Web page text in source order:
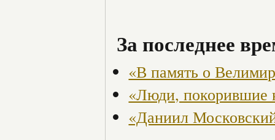
За последнее
«В память о
«Люди, покорившие
«Даниил